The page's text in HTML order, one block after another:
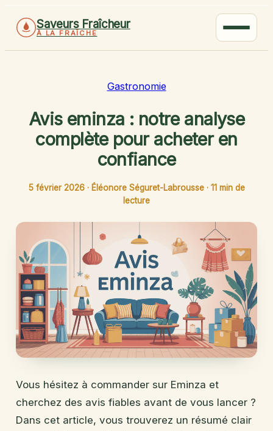
Saveurs Fraîcheur
À LA FRAÎCHE
Gastronomie
Avis eminza : notre analyse
complète pour acheter en
confiance
5 février 2026 · Éléonore Séguret-Labrousse · 11 min de
lecture
Vous hésitez à commander sur Eminza et
cherchez des avis fiables avant de vous lancer ?
Dans cet article, vous trouverez un résumé clair